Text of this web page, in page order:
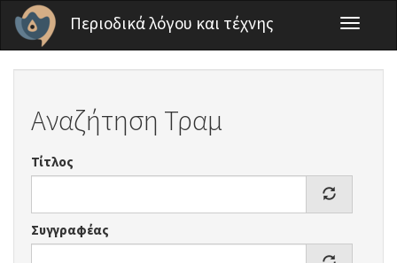
Παράκαμψη προς το κυρίως περιεχόμενο
Περιοδικά λόγου και τέχνης
Toggle
Αναζήτηση Τραμ
Τίτλος
Συγγραφέας